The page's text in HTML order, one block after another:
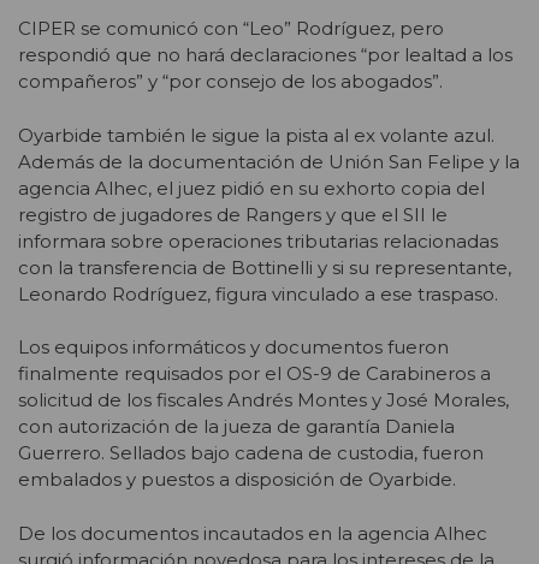
CIPER se comunicó con “Leo” Rodríguez, pero
respondió que no hará declaraciones “por lealtad a los
compañeros” y “por consejo de los abogados”.
Oyarbide también le sigue la pista al ex volante azul.
Además de la documentación de Unión San Felipe y la
agencia Alhec, el juez pidió en su exhorto copia del
registro de jugadores de Rangers y que el SII le
informara sobre operaciones tributarias relacionadas
con la transferencia de Bottinelli y si su representante,
Leonardo Rodríguez, figura vinculado a ese traspaso.
Los equipos informáticos y documentos fueron
finalmente requisados por el OS-9 de Carabineros a
solicitud de los fiscales Andrés Montes y José Morales,
con autorización de la jueza de garantía Daniela
Guerrero. Sellados bajo cadena de custodia, fueron
embalados y puestos a disposición de Oyarbide.
De los documentos incautados en la agencia Alhec
surgió información novedosa para los intereses de la